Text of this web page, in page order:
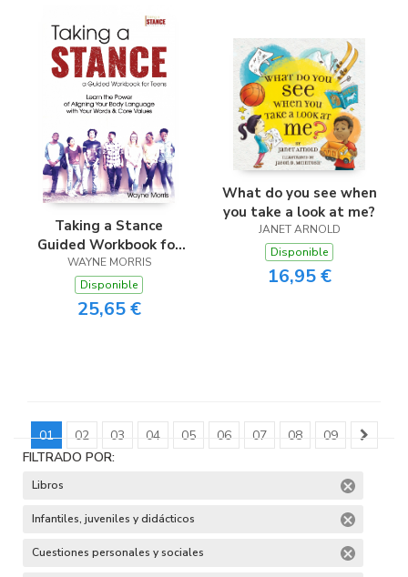
Taking a Stance
Guided Workbook for
Teens
WAYNE MORRIS
Disponible
25,65 €
What do you see when
you take a look at me?
JANET ARNOLD
Disponible
16,95 €
01 02 03 04 05 06 07 08
09
FILTRADO POR:
Libros
Infantiles, juveniles y didácticos
Cuestiones personales y sociales